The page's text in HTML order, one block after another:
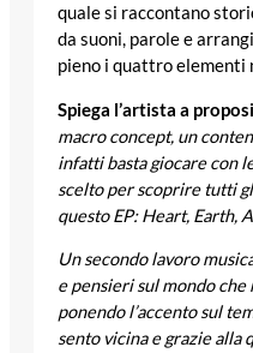
quale si raccontano
da suoni, parole e
pieno i quattro elementi
Spiega l’artista a
macro concept, un
infatti basta giocare con
scelto per scoprire tutti
questo EP: Heart, Earth,
Un secondo lavoro
e pensieri sul mondo
ponendo l’accento sul
sento vicina e grazie alla